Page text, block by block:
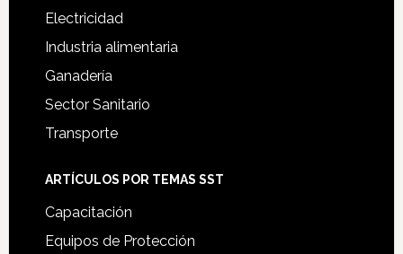
Electricidad
Industria alimentaria
Ganadería
Sector Sanitario
Transporte
ARTÍCULOS POR TEMAS SST
Capacitación
Equipos de Protección